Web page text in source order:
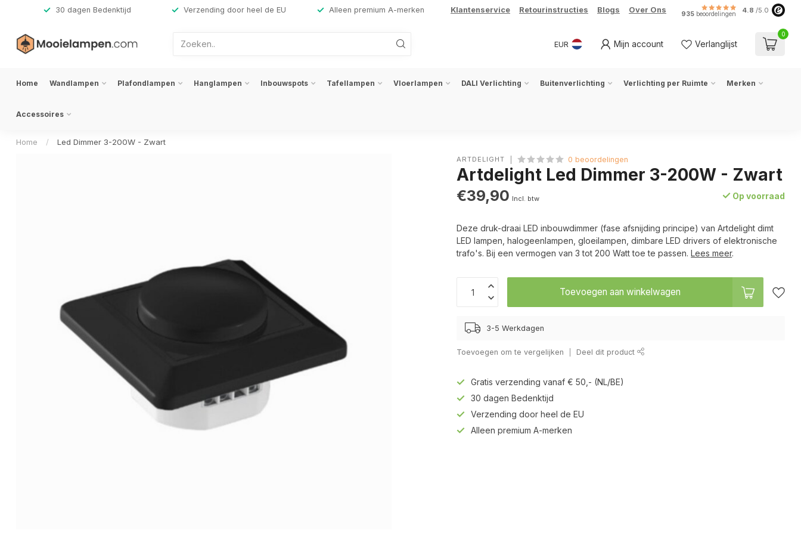
30 dagen Bedenktijd Verzending door heel de EU Alleen premium A-merken Klantenservice Retourinstructies Blogs Over Ons 935 beoordelingen 4.8 /5.0
EUR Mijn account Verlanglijst
0
Home Wandlampen Plafondlampen Hanglampen Inbouwspots Tafellampen Vloerlampen DALI Verlichting Buitenverlichting Verlichting per Ruimte Merken
Accessoires
Home / Led Dimmer 3-200W - Zwart
ARTDELIGHT 0 beoordelingen
Artdelight Led Dimmer 3-200W - Zwart
€39,90 Incl. btw Op voorraad
Deze druk-draai LED inbouwdimmer (fase afsnijding principe) van Artdelight dimt
LED lampen, halogeenlampen, gloeilampen, dimbare LED drivers of elektronische
trafo's. Bij een vermogen van 3 tot 200 Watt toe te passen.Lees meer.
Toevoegen aan winkelwagen
3-5 Werkdagen
Toevoegen om te vergelijken Deel dit product
Gratis verzending vanaf € 50,- (NL/BE)
30 dagen Bedenktijd
Verzending door heel de EU
Alleen premium A-merken